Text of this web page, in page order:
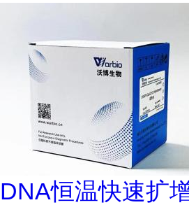
DNA恒温快速扩